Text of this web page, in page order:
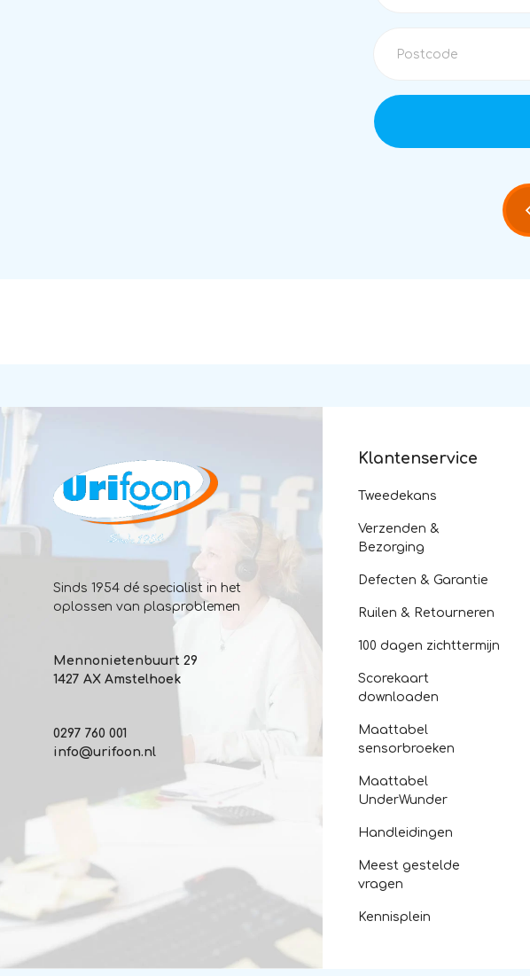
Sinds 1954 dé specialist in het
oplossen van plasproblemen
Mennonietenbuurt 29
1427 AX Amstelhoek
0297 760 001
info@urifoon.nl
Klantenservice
Tweedekans
Verzenden &
Bezorging
Defecten & Garantie
Ruilen & Retourneren
100 dagen zichttermijn
Scorekaart
downloaden
Maattabel
sensorbroeken
Maattabel
UnderWunder
Handleidingen
Meest gestelde
vragen
Kennisplein